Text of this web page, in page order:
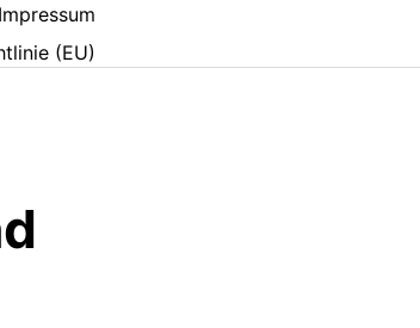
Impressum
(EU)